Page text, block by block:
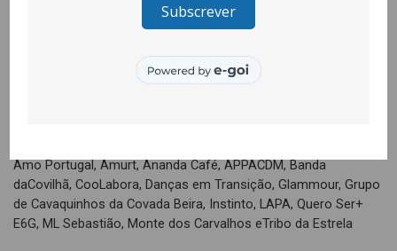
É o espaço reservado a quem quiser conversar,partilhar ideias,
fazer apresentações temáticas. Consiste em rodas de
Amo Portugal, Amurt, Ananda Café, APPACDM, Banda
daCovilhã, CooLabora, Danças em Transição, Glammour, Grupo
de Cavaquinhos da Covada Beira, Instinto, LAPA, Quero Ser+
E6G, ML Sebastião, Monte dos Carvalhos eTribo da Estrela